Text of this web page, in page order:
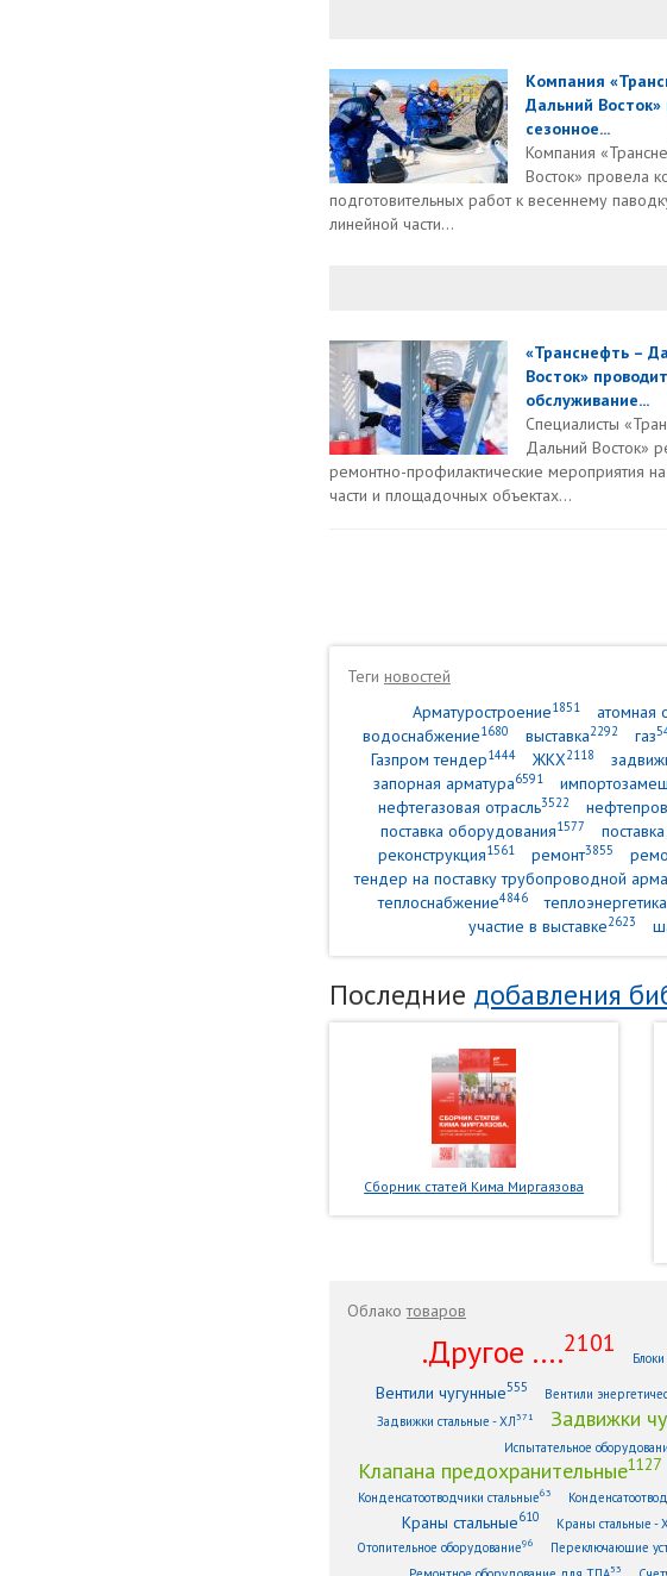
Компания
Дальний Восток»
сезонное...
Компания
Восток» провела
подготовительных работ к весеннему
линейной части...
«Транснефть –
Восток»
обслуживание...
Специалисты
Дальний Восток»
ремонтно-профилактические мероприятия
части и площадочных объектах...
Теги новостей
Арматуростроение1851 атомная
водоснабжение1680 выставка2292 газ
Газпром тендер1444 ЖКХ2118
запорная арматура6591
нефтегазовая отрасль3522
поставка оборудования1577
реконструкция1561 ремонт3855
тендер на поставку трубопроводной
теплоснабжение4846 теплоэнергетика
участие в выставке2623
Последние добавления
Сборник статей Кима Миргаязова
Облакотоваров
.Другое ....2101
Вентили чугунные555 Вентили
Задвижки стальные - ХЛ371 Задвижки
Испытательное
Клапана предохранительные1127
Конденсатоотводчики стальные63
Краны стальные610 Краны стальные -
Отопительное оборудование96 Переключающие
53